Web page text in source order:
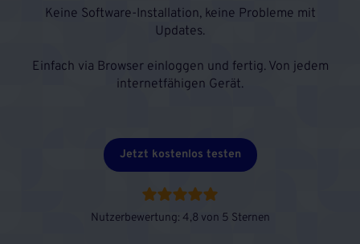
Keine Software-Installation, keine Probleme mit
Updates.
Einfach via Browser einloggen und fertig. Von jedem
internetfähigen Gerät.
Jetzt kostenlos testen
Nutzerbewertung: 4,8 von 5 Sternen